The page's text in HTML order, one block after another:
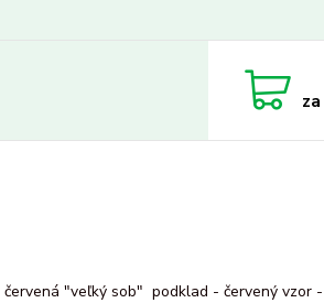
za
červená "veľký sob" podklad - červený vzor